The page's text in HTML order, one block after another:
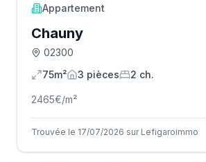
Appartement
Chauny
02300
75m²
3 pièces 2 ch.
2465€/m²
Trouvée le 17/07/2026 sur Lefigaroimmo